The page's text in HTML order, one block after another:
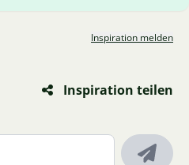
Inspiration melden
Inspiration teilen